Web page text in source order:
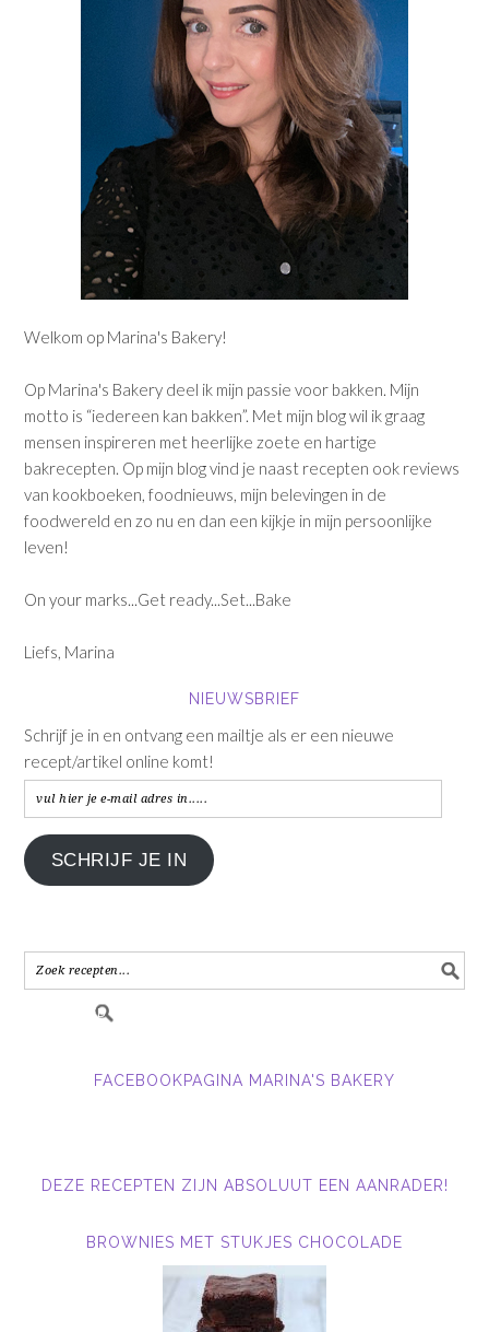
Welkom op Marina's Bakery!
Op Marina's Bakery deel ik mijn passie voor bakken. Mijn
motto is “iedereen kan bakken”. Met mijn blog wil ik graag
mensen inspireren met heerlijke zoete en hartige
bakrecepten. Op mijn blog vind je naast recepten ook reviews
van kookboeken, foodnieuws, mijn belevingen in de
foodwereld en zo nu en dan een kijkje in mijn persoonlijke
leven!
On your marks...Get ready...Set...Bake
Liefs, Marina
NIEUWSBRIEF
Schrijf je in en ontvang een mailtje als er een nieuwe
recept/artikel online komt!
vul
hier
je
e-
in.....
SCHRIJF JE IN
FACEBOOKPAGINA MARINA'S BAKERY
DEZE RECEPTEN ZIJN ABSOLUUT EEN AANRADER!
BROWNIES MET STUKJES CHOCOLADE